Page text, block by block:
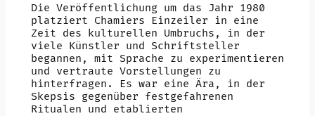
Die Veröffentlichung um das Jahr 1980
platziert Chamiers Einzeiler in eine
Zeit des kulturellen Umbruchs, in der
viele Künstler und Schriftsteller
begannen, mit Sprache zu experimentieren
und vertraute Vorstellungen zu
hinterfragen. Es war eine Ära, in der
Skepsis gegenüber festgefahrenen
Ritualen und etablierten